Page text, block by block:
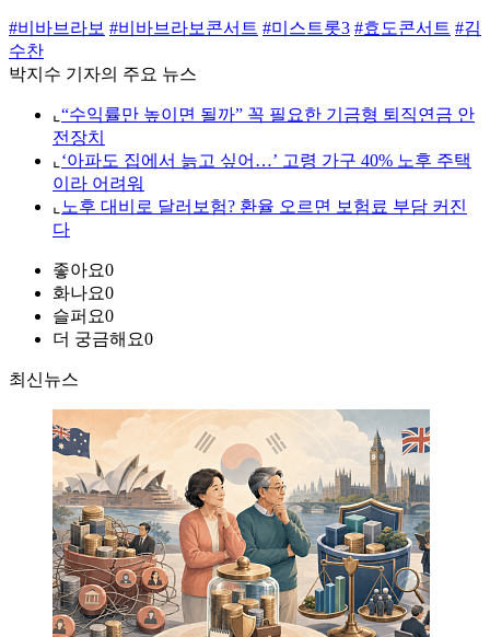
#비바브라보 #비바브라보콘서트 #미스트롯3 #효도콘서트 #김
수찬
박지수 기자의 주요 뉴스
⌞ “수익률만 높이면 될까” 꼭 필요한 기금형 퇴직연금 안
전장치
⌞ ‘아파도 집에서 늙고 싶어…’ 고령 가구 40% 노후 주택
이라 어려워
⌞ 노후 대비로 달러보험? 환율 오르면 보험료 부담 커진
다
좋아요0
화나요0
슬퍼요0
더 궁금해요0
최신뉴스